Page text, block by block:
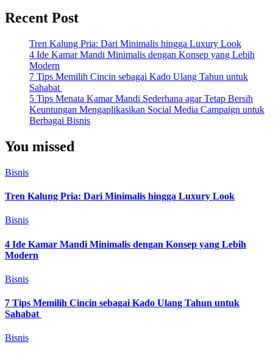
Recent Post
Tren Kalung Pria: Dari Minimalis hingga Luxury Look
4 Ide Kamar Mandi Minimalis dengan Konsep yang Lebih
Modern
7 Tips Memilih Cincin sebagai Kado Ulang Tahun untuk
Sahabat
5 Tips Menata Kamar Mandi Sederhana agar Tetap Bersih
Keuntungan Mengaplikasikan Social Media Campaign untuk
Berbagai Bisnis
You missed
Bisnis
Tren Kalung Pria: Dari Minimalis hingga Luxury Look
Bisnis
4 Ide Kamar Mandi Minimalis dengan Konsep yang Lebih
Modern
Bisnis
7 Tips Memilih Cincin sebagai Kado Ulang Tahun untuk
Sahabat
Bisnis